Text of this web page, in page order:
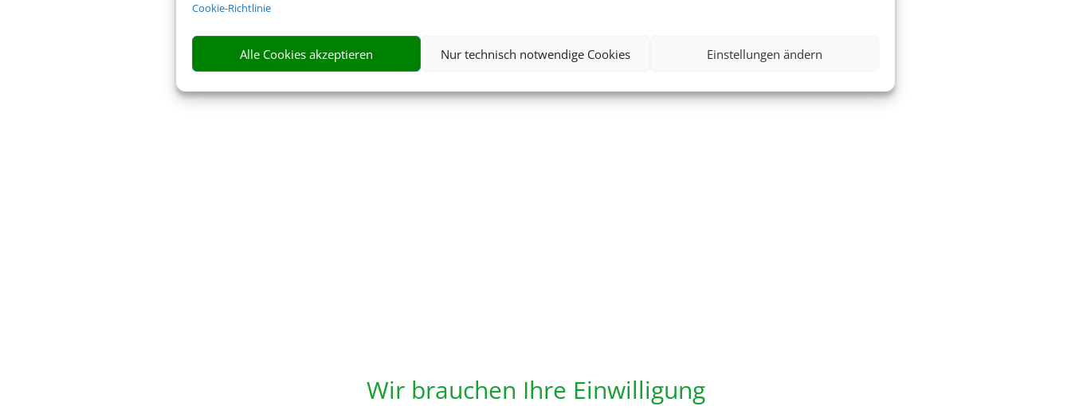
Cookie-Richtlinie
Alle Cookies akzeptieren Nur technisch notwendige Cookies Einstellungen ändern
Wir brauchen Ihre Einwilligung